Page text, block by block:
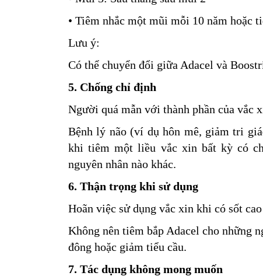
• Tiêm nhắc một mũi mỗi 10 năm hoặc
Lưu ý:
Có thể chuyển đổi giữa Adacel và
5. Chống chỉ định
Người quá mẫn với thành phần của vắc
Bệnh lý não (ví dụ hôn mê, giảm tri
khi tiêm một liều vắc xin bất kỳ có
nguyên nhân nào khác.
6. Thận trọng khi sử dụng
Hoãn việc sử dụng vắc xin khi có sốt
Không nên tiêm bắp Adacel cho những
đông hoặc giảm tiểu cầu.
7. Tác dụng không mong muốn